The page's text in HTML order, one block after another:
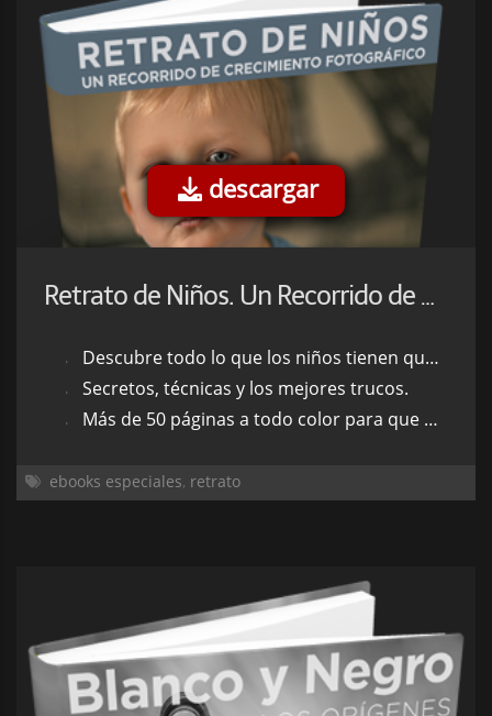
descargar
Retrato de Niños. Un Recorrido de Crecimiento Fotográfico
Descubre todo lo que los niños tienen que decir en tus fotografías.
Secretos, técnicas y los mejores trucos.
Más de 50 páginas a todo color para que disfrutes haciendo fotos a los más pequeños.
ebooks especiales, retrato